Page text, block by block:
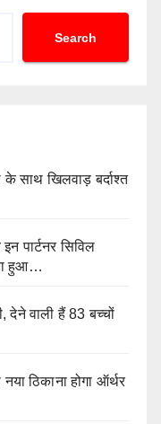
Search
के साथ खिलवाड़ बर्दाश्त
पार्टनर सिविल
हुआ…
देने वाली हैं 83 बच्चों
ठिकाना होगा ऑर्थर